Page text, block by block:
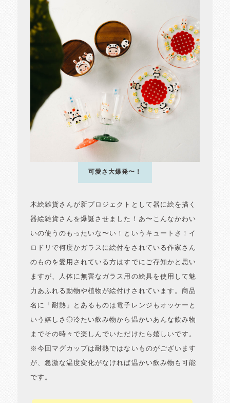
可愛さ大爆発〜！
木絵雑貨さんが新プロジェクトとして器に絵を描く
器絵雑貨さんを爆誕させました！あ〜こんなかわい
いの使うのもったいな〜い！というキュートさ！イ
ロドリで何度かガラスに絵付をされている作家さん
のものを愛用されている方はすでにご存知かと思い
ますが、人体に無害なガラス用の絵具を使用して魅
力あふれる動物や植物が絵付けされています。商品
名に「耐熱」とあるものは電子レンジもオッケーと
いう嬉しさ◎冷たい飲み物から温かいあんな飲み物
までその時々で楽しんでいただけたら嬉しいです。
※今回マグカップは耐熱ではないものがございます
が、急激な温度変化がなければ温かい飲み物も可能
です。